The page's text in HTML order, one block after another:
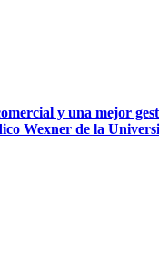
y una mejor
Wexner de la